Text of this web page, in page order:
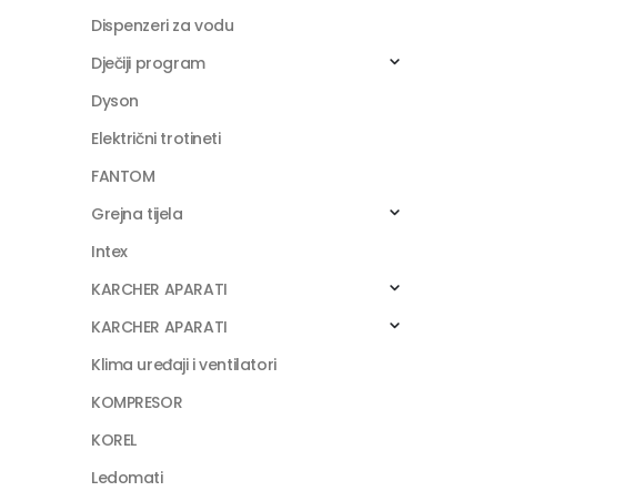
Dispenzeri za vodu
Dječiji program
Dyson
Električni trotineti
FANTOM
Grejna tijela
Intex
KARCHER APARATI
KARCHER APARATI
Klima uređaji i ventilatori
KOMPRESOR
KOREL
Ledomati